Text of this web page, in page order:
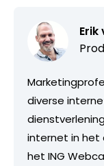
Erik
diverse
internet in het
het ING